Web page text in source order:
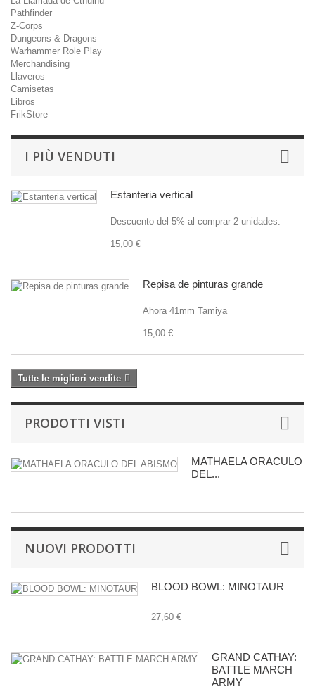
Pathfinder
Z-Corps
Dungeons & Dragons
Warhammer Role Play
Merchandising
Llaveros
Camisetas
Libros
FrikStore
I PIÙ VENDUTI
Estanteria vertical
Descuento del 5% al comprar 2 unidades.
15,00 €
Repisa de pinturas grande
Ahora 41mm Tamiya
15,00 €
Tutte le migliori vendite
PRODOTTI VISTI
MATHAELA ORACULO
DEL...
NUOVI PRODOTTI
BLOOD BOWL: MINOTAUR
27,60 €
GRAND CATHAY:
BATTLE MARCH
ARMY